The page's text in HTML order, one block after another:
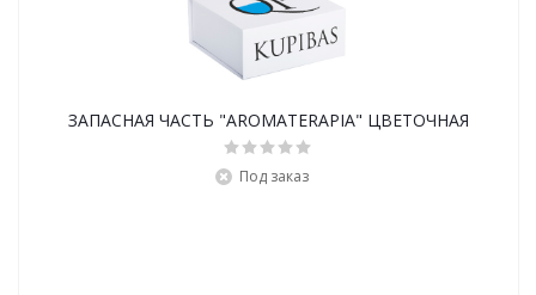
ЗАПАСНАЯ ЧАСТЬ "AROMATERAPIA" ЦВЕТОЧНАЯ
Под заказ